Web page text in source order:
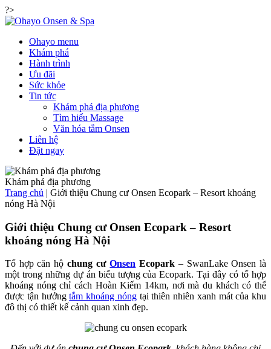
?>
Ohayo menu
Khám phá
Hành trình
Ưu đãi
Sức khỏe
Tin tức
Khám phá địa phương
Tìm hiểu Massage
Văn hóa tắm Onsen
Liên hệ
Đặt ngay
Khám phá địa phương
Trang chủ | Giới thiệu Chung cư Onsen Ecopark – Resort khoáng
nóng Hà Nội
Giới thiệu Chung cư Onsen Ecopark – Resort
khoáng nóng Hà Nội
Tổ hợp căn hộ chung cưOnsen Ecopark – SwanLake Onsen là
một trong những dự án biểu tượng của Ecopark. Tại đây có tổ hợp
khoáng nóng chỉ cách Hoàn Kiếm 14km, nơi mà du khách có thể
được tận hưởngtắm khoáng nóngtại thiên nhiên xanh mát của khu
đô thị có thiết kế cảnh quan xinh đẹp.